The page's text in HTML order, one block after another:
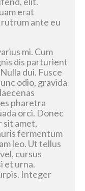
erat
ante eu
mi. Cum
dis parturient
dui. Fusce
odio, gravida
pharetra
orci. Donec
sit amet,
fermentum
leo. Ut tellus
cursus
et urna.
Integer